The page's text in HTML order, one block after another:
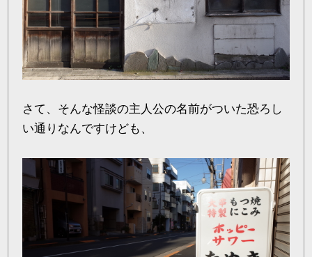
さて、そんな怪談の主人公の名前がついた恐ろし
い通りなんですけども、